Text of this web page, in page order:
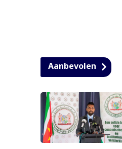
Aanbevolen